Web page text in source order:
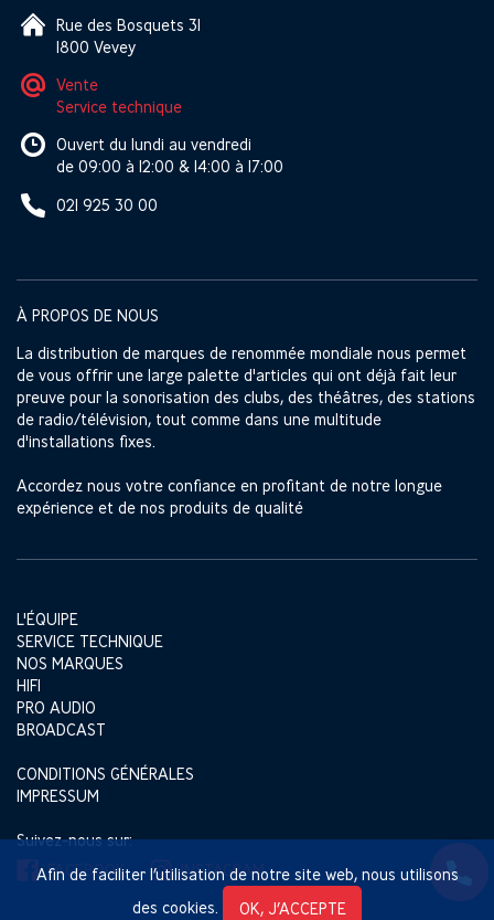
Afin de faciliter l’utilisation de notre site web, nous utilisons
des cookies.
OK, J’ACCEPTE
Rue des Bosquets 31
1800 Vevey
Vente
Service technique
Ouvert du lundi au vendredi
de 09:00 à 12:00 & 14:00 à 17:00
021 925 30 00
À PROPOS DE NOUS
La distribution de marques de renommée mondiale nous permet
de vous offrir une large palette d'articles qui ont déjà fait leur
preuve pour la sonorisation des clubs, des théâtres, des stations
de radio/télévision, tout comme dans une multitude
d'installations fixes.
Accordez nous votre confiance en profitant de notre longue
expérience et de nos produits de qualité
L'ÉQUIPE
SERVICE TECHNIQUE
NOS MARQUES
HIFI
PRO AUDIO
BROADCAST
CONDITIONS GÉNÉRALES
IMPRESSUM
Suivez-nous sur:
FACEBOOK
INSTAGRAM